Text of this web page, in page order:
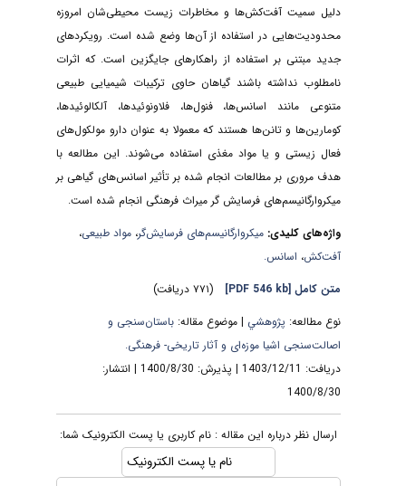
دلیل سمیت آفت‌کش‌ها و مخاطرات زیست محیطی‌شان امروزه
محدودیت‌هایی در استفاده از آن‌ها وضع شده است. رویکردهای
جدید مبتنی بر استفاده از راهکارهای جایگزین است. که اثرات
نامطلوب نداشته باشند گیاهان حاوی ترکیبات شیمیایی طبیعی
متنوعی مانند اسانس‌ها، فنول‌ها، فلاونوئیدها، آلکالوئیدها،
کومارین‌ها و تانن‌ها هستند که معمولا به عنوان دارو مولکول‌های
فعال زیستی و یا مواد مغذی استفاده می‌شوند. این مطالعه با
هدف مروری بر مطالعات انجام شده بر تأثیر اسانس‌های گیاهی بر
میکروارگانیسم‌های فرسایش گر میراث فرهنگی انجام شده است.
واژه‌های کلیدی:میکروارگانیسم‌های فرسایش‌گر،مواد طبیعی،
آفت‌کش،اسانس.
متن کامل[PDF 546 kb]
نوع مطالعه:پژوهشي| موضوع مقاله:باستان‌سنجی و
اصالت‌سنجی اشیا موزه‌ای و آثار تاریخی- فرهنگی.
دریافت: 1403/12/11 | پذیرش: 1400/8/30 | انتشار:
1400/8/30
ارسال نظر درباره این مقاله : نام کاربری یا پست الکترونیک شما: